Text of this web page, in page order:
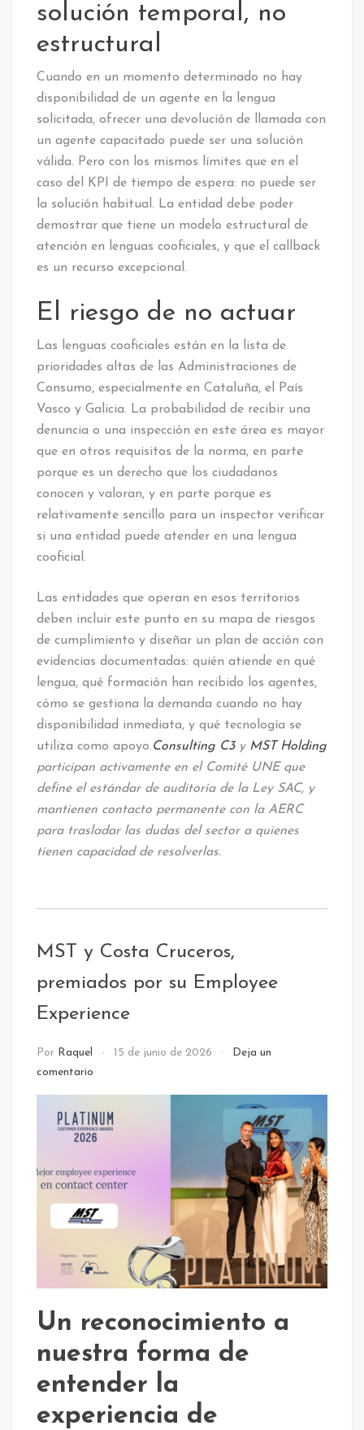
solución temporal, no
estructural
Cuando en un momento determinado no hay
disponibilidad de un agente en la lengua
solicitada, ofrecer una devolución de llamada con
un agente capacitado puede ser una solución
válida. Pero con los mismos límites que en el
caso del KPI de tiempo de espera: no puede ser
la solución habitual. La entidad debe poder
demostrar que tiene un modelo estructural de
atención en lenguas cooficiales, y que el callback
es un recurso excepcional.
El riesgo de no actuar
Las lenguas cooficiales están en la lista de
prioridades altas de las Administraciones de
Consumo, especialmente en Cataluña, el País
Vasco y Galicia. La probabilidad de recibir una
denuncia o una inspección en este área es mayor
que en otros requisitos de la norma, en parte
porque es un derecho que los ciudadanos
conocen y valoran, y en parte porque es
relativamente sencillo para un inspector verificar
si una entidad puede atender en una lengua
cooficial.
Las entidades que operan en esos territorios
deben incluir este punto en su mapa de riesgos
de cumplimiento y diseñar un plan de acción con
evidencias documentadas: quién atiende en qué
lengua, qué formación han recibido los agentes,
cómo se gestiona la demanda cuando no hay
disponibilidad inmediata, y qué tecnología se
utiliza como apoyo.Consulting C3y MST Holding
participan activamente en el Comité UNE que
define el estándar de auditoría de la Ley SAC, y
mantienen contacto permanente con la AERC
para trasladar las dudas del sector a quienes
tienen capacidad de resolverlas.
MST y Costa Cruceros,
premiados por su Employee
Experience
Por Raquel 15 de junio de 2026
call
NOTICIAS
Deja un
comentario
Un reconocimiento a
nuestra forma de
entender la
experiencia de